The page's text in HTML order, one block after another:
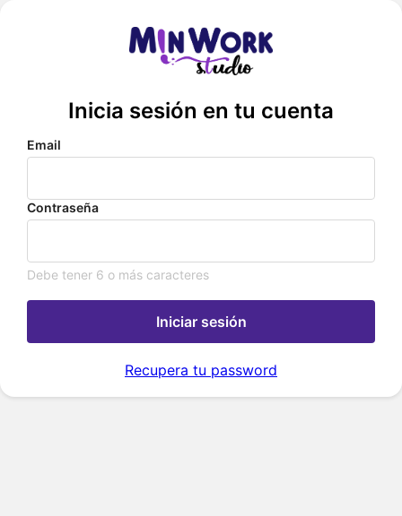
Inicia sesión en tu cuenta
Email
Contraseña
Debe tener 6 o más caracteres
Iniciar sesión
Recupera tu password